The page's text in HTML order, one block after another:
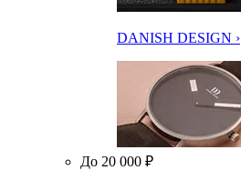
DANISH DESIGN ›
До 20 000 ₽